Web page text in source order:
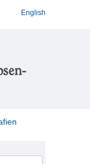
English